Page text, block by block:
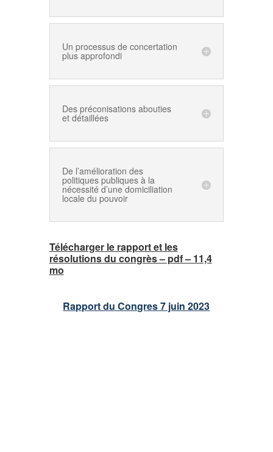
Un processus de concertation
plus approfondi
Des préconisations abouties
et détaillées
De l’amélioration des
politiques publiques à la
nécessité d’une domiciliation
locale du pouvoir
Télécharger le rapport et les
résolutions du congrès – pdf – 11,4
mo
Rapport du Congres 7 juin 2023